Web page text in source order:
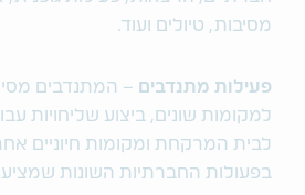
מסיבות, טיולים ועוד.
פעילות מתנדבים – המתנדבים
למקומות שונים, ביצוע שליחויות
לבית המרקחת ומקומות חיוניים
בפעולות החברתיות השונות